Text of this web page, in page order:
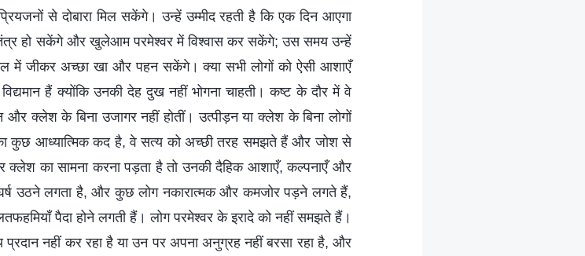
से दोबारा मिल सकेंगे। उन्हें उम्मीद रहती है कि एक दिन आएगा
हो सकेंगे और खुलेआम परमेश्वर में विश्वास कर सकेंगे; उस समय उन्हें
में जीकर अच्छा खा और पहन सकेंगे। क्या सभी लोगों को ऐसी आशाएँ
हैं क्योंकि उनकी देह दुख नहीं भोगना चाहती। कष्ट के दौर में वे
और क्लेश के बिना उजागर नहीं होतीं। उत्पीड़न या क्लेश के बिना लोगों
कुछ आध्‍यात्मिक कद है, वे सत्य को अच्छी तरह समझते हैं और जोश से
का सामना करना पड़ता है तो उनकी दैहिक आशाएँ, कल्पनाएँ और
उठने लगता है, और कुछ लोग नकारात्मक और कमजोर पड़ने लगते हैं,
पैदा होने लगती हैं। लोग परमेश्वर के इरादे को नहीं समझते हैं।
प्रदान नहीं कर रहा है या उन पर अपना अनुग्रह नहीं बरसा रहा है, और